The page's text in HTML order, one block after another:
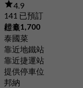
4.9
141 已預訂
起฿ 1,700
標籤
泰國菜
靠近地鐵站
靠近捷運站
提供停車位
邦納